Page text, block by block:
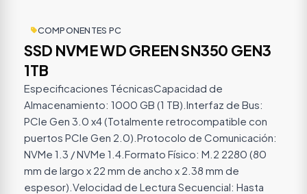
COMPONENTES PC
SSD NVME WD GREEN SN350 GEN3
1TB
Especificaciones TécnicasCapacidad de
Almacenamiento: 1000 GB (1 TB).Interfaz de Bus:
PCIe Gen 3.0 x4 (Totalmente retrocompatible con
puertos PCIe Gen 2.0).Protocolo de Comunicación:
NVMe 1.3 / NVMe 1.4.Formato Físico: M.2 2280 (80
mm de largo x 22 mm de ancho x 2.38 mm de
espesor).Velocidad de Lectura Secuencial: Hasta